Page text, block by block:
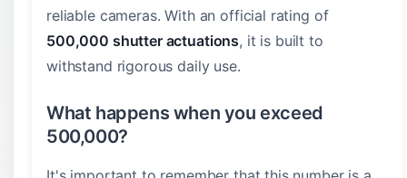
reliable cameras. With an official rating of
500,000 shutter actuations, it is built to
withstand rigorous daily use.
What happens when you exceed
500,000?